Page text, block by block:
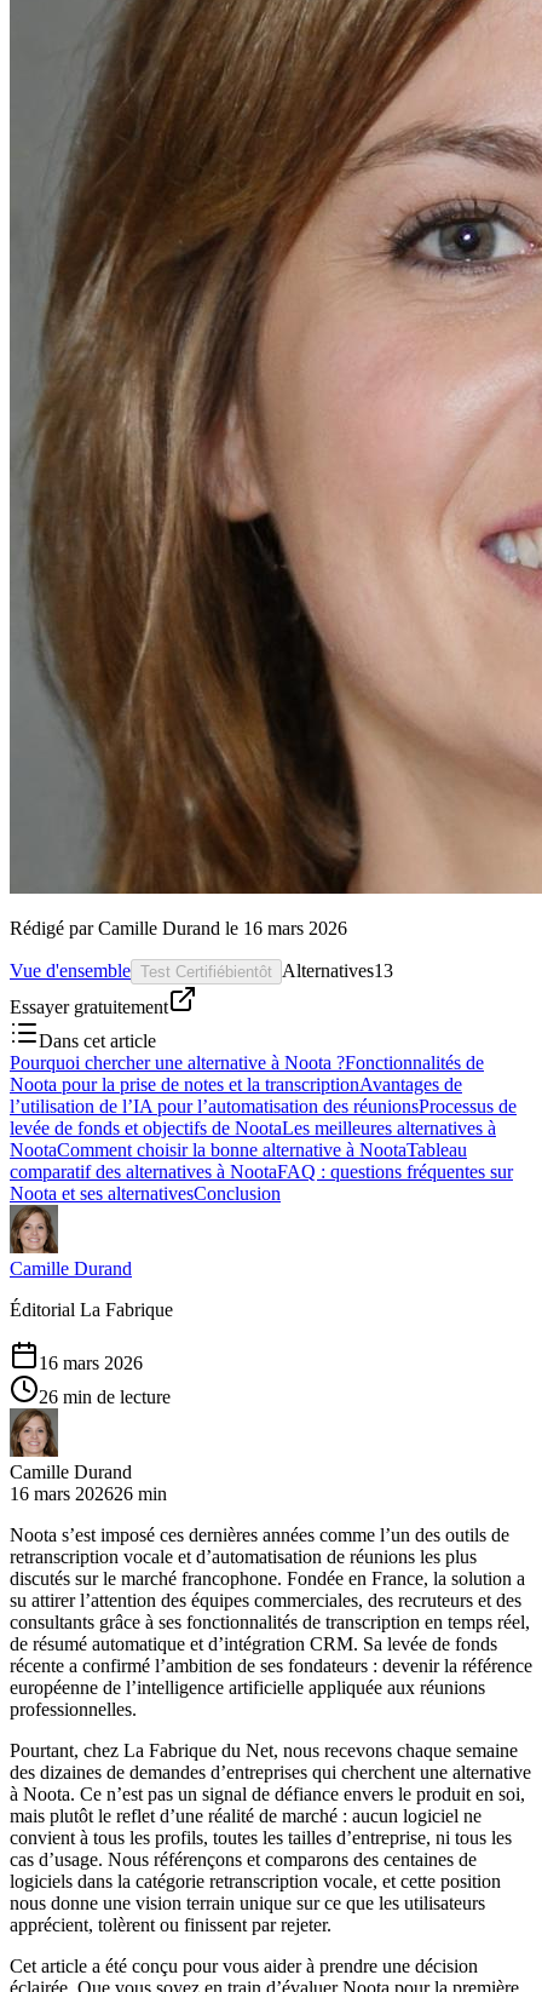
Rédigé par Camille Durand le 16 mars 2026
Vue d'ensemble Test Certifiébientôt Alternatives13
Essayer gratuitement
Dans cet article
Pourquoi chercher une alternative à Noota ?Fonctionnalités de
Noota pour la prise de notes et la transcriptionAvantages de
l’utilisation de l’IA pour l’automatisation des réunionsProcessus de
levée de fonds et objectifs de NootaLes meilleures alternatives à
NootaComment choisir la bonne alternative à NootaTableau
comparatif des alternatives à NootaFAQ : questions fréquentes sur
Noota et ses alternativesConclusion
Camille Durand
Éditorial La Fabrique
16 mars 2026
26 min de lecture
Camille Durand
16 mars 202626 min
Noota s’est imposé ces dernières années comme l’un des outils de
retranscription vocale et d’automatisation de réunions les plus
discutés sur le marché francophone. Fondée en France, la solution a
su attirer l’attention des équipes commerciales, des recruteurs et des
consultants grâce à ses fonctionnalités de transcription en temps réel,
de résumé automatique et d’intégration CRM. Sa levée de fonds
récente a confirmé l’ambition de ses fondateurs : devenir la référence
européenne de l’intelligence artificielle appliquée aux réunions
professionnelles.
Pourtant, chez La Fabrique du Net, nous recevons chaque semaine
des dizaines de demandes d’entreprises qui cherchent une alternative
à Noota. Ce n’est pas un signal de défiance envers le produit en soi,
mais plutôt le reflet d’une réalité de marché : aucun logiciel ne
convient à tous les profils, toutes les tailles d’entreprise, ni tous les
cas d’usage. Nous référençons et comparons des centaines de
logiciels dans la catégorie retranscription vocale, et cette position
nous donne une vision terrain unique sur ce que les utilisateurs
apprécient, tolèrent ou finissent par rejeter.
Cet article a été conçu pour vous aider à prendre une décision
éclairée. Que vous soyez en train d’évaluer Noota pour la première